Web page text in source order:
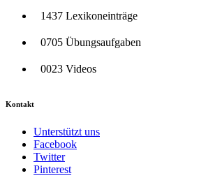
1437 Lexikoneinträge
0705 Übungsaufgaben
0023 Videos
Kontakt
Unterstützt uns
Facebook
Twitter
Pinterest